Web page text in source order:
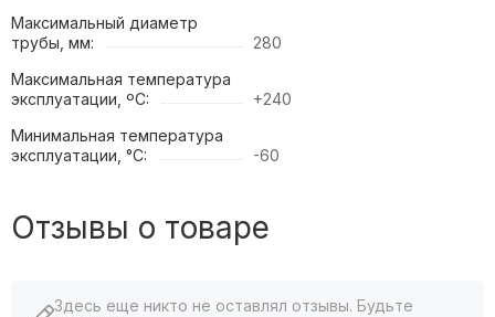
Максимальный диаметр
трубы, мм:
280
Максимальная температура
эксплуатации, ºC:
+240
Минимальная температура
эксплуатации, °C:
-60
Отзывы о товаре
Здесь еще никто не оставлял отзывы. Будьте